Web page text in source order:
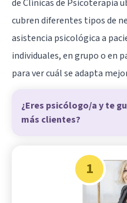
de Clínicas de Psicoterapia
cubren diferentes tipos de
asistencia psicológica a
individuales, en grupo o en
para ver cuál se adapta
¿Eres psicólogo/a y te
más clientes?
1